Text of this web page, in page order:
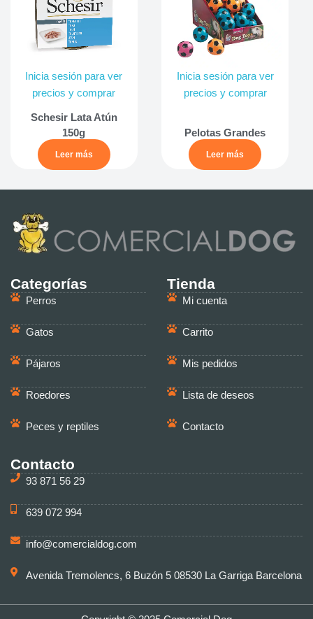
Inicia sesión para ver
precios y comprar
Schesir Lata Atún
150g
Leer más
Inicia sesión para ver
precios y comprar
Pelotas Grandes
Leer más
Categorías
Perros
Gatos
Pájaros
Roedores
Peces y reptiles
Tienda
Mi cuenta
Carrito
Mis pedidos
Lista de deseos
Contacto
Contacto
93 871 56 29
639 072 994
info@comercialdog.com
Avenida Tremolencs, 6 Buzón 5 08530 La Garriga Barcelona